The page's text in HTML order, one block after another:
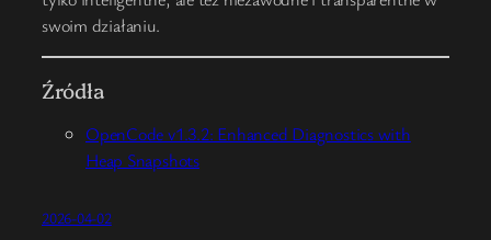
swoim działaniu.
Źródła
OpenCode v1.3.2: Enhanced Diagnostics with
Heap Snapshots
2026-04-02